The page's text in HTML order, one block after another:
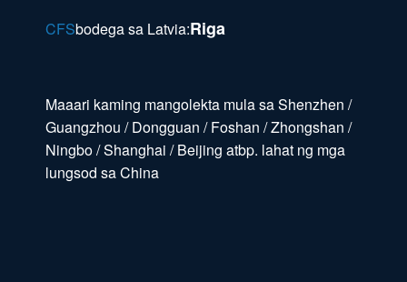
CFSbodega sa Latvia:Riga
Maaari kaming mangolekta mula sa Shenzhen /
Guangzhou / Dongguan / Foshan / Zhongshan /
Ningbo / Shanghai / Beijing atbp. lahat ng mga
lungsod sa China